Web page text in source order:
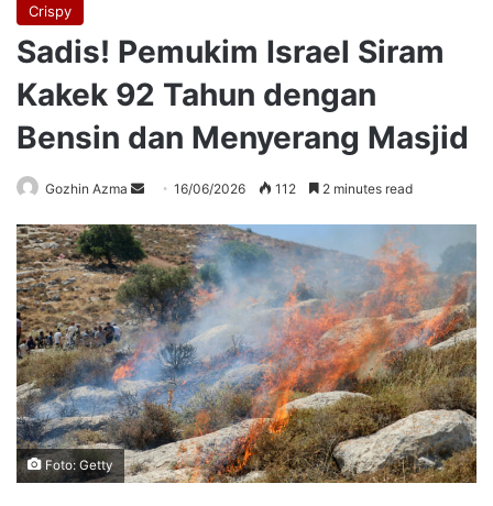
Crispy
Sadis! Pemukim Israel Siram
Kakek 92 Tahun dengan
Bensin dan Menyerang Masjid
Gozhin Azma
Send
email
16/06/2026 112 2 minutes read
Foto: Getty